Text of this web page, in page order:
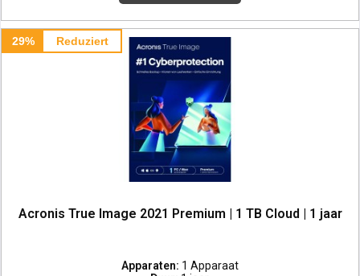
29% Reduziert
Acronis True Image 2021 Premium | 1 TB Cloud | 1 jaar
Apparaten: 1 Apparaat